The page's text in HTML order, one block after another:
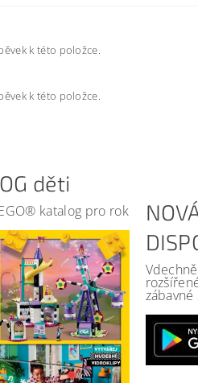
k této položce.
k této položce.
děti
katalog pro rok